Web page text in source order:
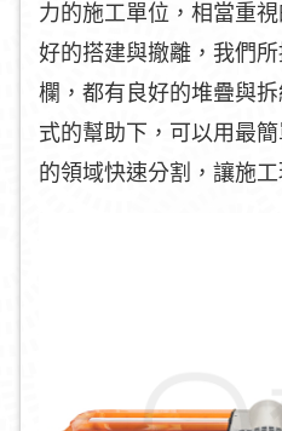
力的施工單位，相當重
好的搭建與撤離，我們
欄，都有良好的堆疊與
式的幫助下，可以用最
的領域快速分割，讓施